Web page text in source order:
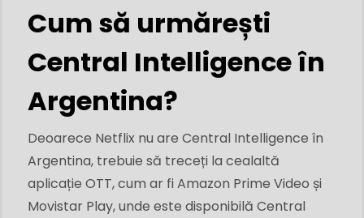
Cum să urmărești
Central Intelligence în
Argentina?
Deoarece Netflix nu are Central Intelligence în
Argentina, trebuie să treceți la cealaltă
aplicație OTT, cum ar fi Amazon Prime Video și
Movistar Play, unde este disponibilă Central